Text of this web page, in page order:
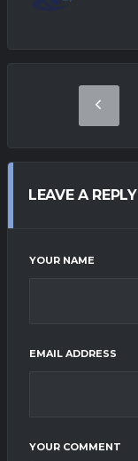
LEAVE A REPLY
YOUR NAME
EMAIL ADDRESS
YOUR COMMENT